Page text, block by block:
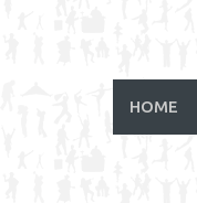
HOME